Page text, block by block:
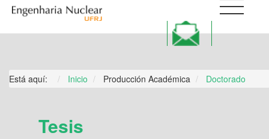
Está aquí: Inicio Producción Académica Doctorado
Tesis